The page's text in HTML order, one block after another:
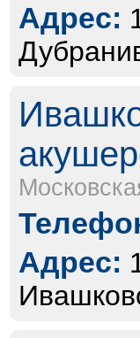
Адрес:
Адрес: